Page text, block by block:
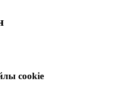
cookie